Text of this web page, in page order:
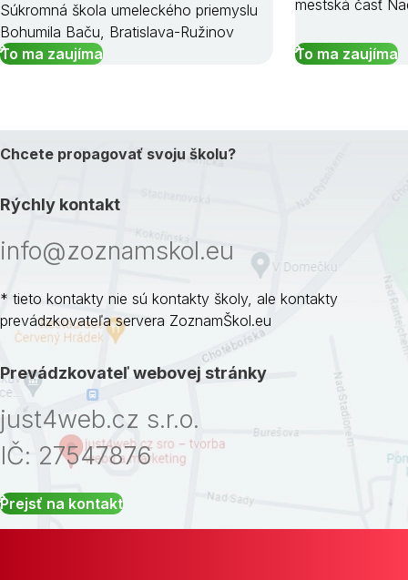
Súkromná škola umeleckého priemyslu
Bohumila Baču, Bratislava-Ružinov
To ma zaujíma
mestská časť
To ma zaujíma
Chcete propagovať svoju školu?
Rýchly kontakt
info@zoznamskol.eu
* tieto kontakty nie sú kontakty školy, ale kontakty
prevádzkovateľa servera ZoznamŠkol.eu
Prevádzkovateľ webovej stránky
just4web.cz s.r.o.
IČ: 27547876
Prejsť na kontakt